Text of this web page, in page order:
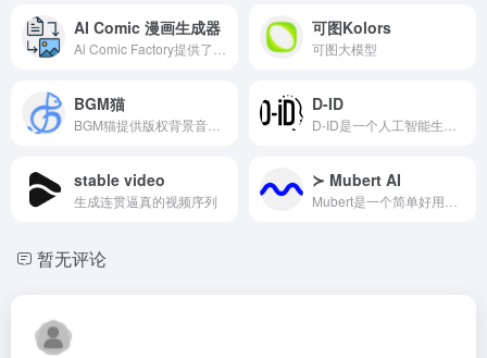
AI Comic 漫画生成器 可图Kolors
可图大模型
BGM猫 D-ID
stable video
生成连贯逼真的视频序列
≻ Mubert AI
暂无评论